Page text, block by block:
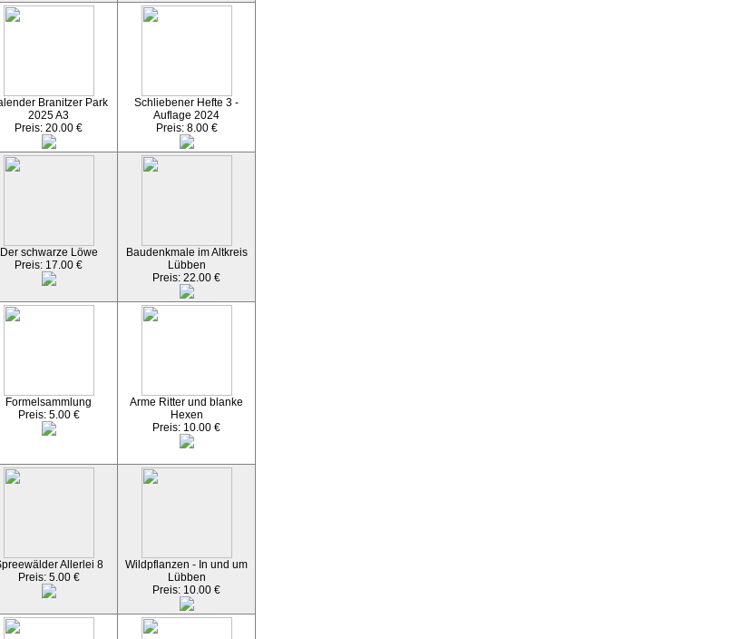
Branitzer Park
2025 A3
Preis: 20.00 €
Schliebener Hefte 3 -
Auflage 2024
Preis: 8.00 €
Der schwarze Löwe
Preis: 17.00 €
Baudenkmale im Altkreis
Lübben
Preis: 22.00 €
Formelsammlung
Preis: 5.00 €
Arme Ritter und blanke
Hexen
Preis: 10.00 €
Allerlei 8
Preis: 5.00 €
Wildpflanzen - In und um
Lübben
Preis: 10.00 €